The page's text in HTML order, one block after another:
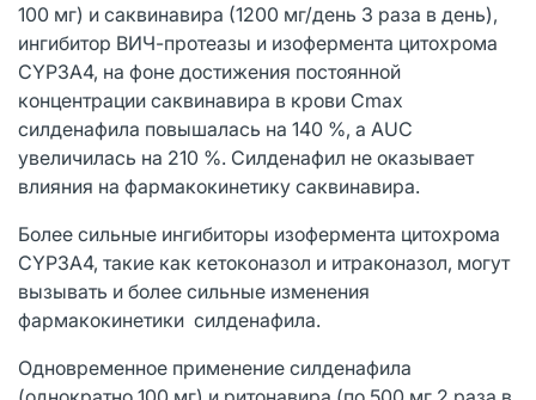
100 мг) и саквинавира (1200 мг/день 3 раза в день),
ингибитор ВИЧ-протеазы и изофермента цитохрома
CYP3A4, на фоне достижения постоянной
концентрации саквинавира в крови Cmax
силденафила повышалась на 140 %, а AUC
увеличилась на 210 %. Силденафил не оказывает
влияния на фармакокинетику саквинавира.
Более сильные ингибиторы изофермента цитохрома
CYP3A4, такие как кетоконазол и итраконазол, могут
вызывать и более сильные изменения
фармакокинетики силденафила.
Одновременное применение силденафила